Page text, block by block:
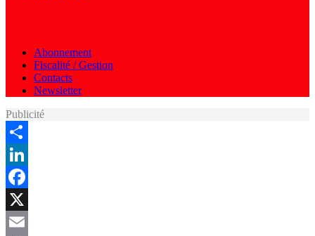
Abonnement
Fiscalité / Gestion
Contacts
Newsletter
Publicité
Share
LinkedIn
Facebook
X